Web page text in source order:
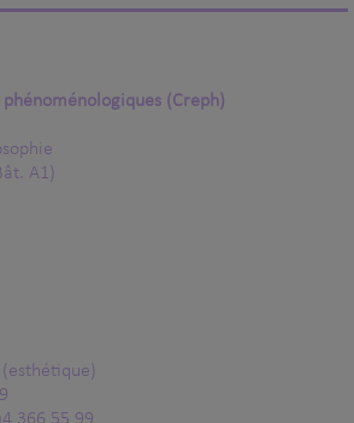
(Creph)
A1)
(esthétique)